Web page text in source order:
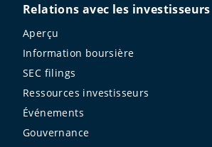
Relations avec les investisseurs
Aperçu
Information boursière
SEC filings
Ressources investisseurs
Événements
Gouvernance